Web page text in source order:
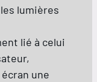
lumières
lié à celui
une